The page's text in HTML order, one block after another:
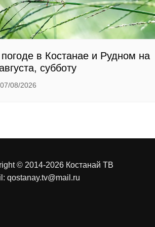
в Костанае и Рудном на
субботу
07/08/2026
© 2014-2026 Костанай ТВ
qostanay.tv@mail.ru